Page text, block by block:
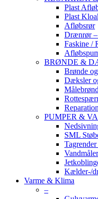
Plast
Plast
Afløbsrør
Drænrør
Faskine /
BRØNDE &
Brønde
Dæksler
PUMPER &
SML
Kælder-/
Varme & Klima
–